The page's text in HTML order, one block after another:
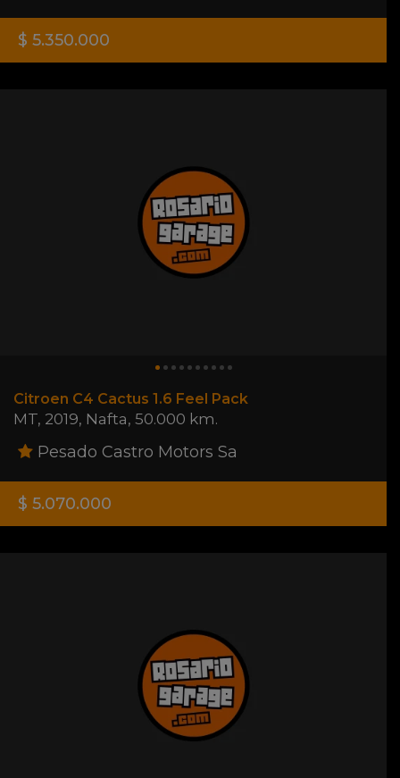
$ 5.350.000
Citroen C4 Cactus 1.6 Feel Pack
MT, 2019, Nafta, 50.000 km.
Pesado Castro Motors Sa
$ 5.070.000